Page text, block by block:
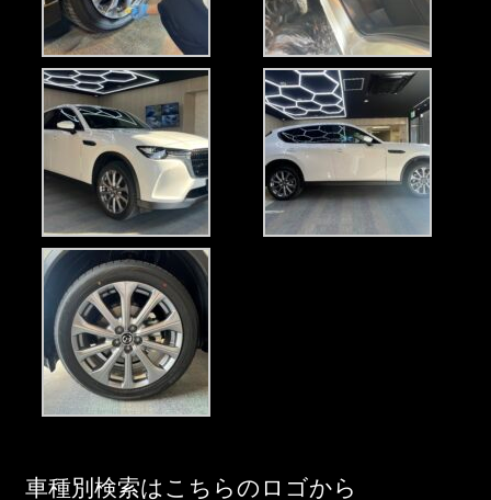
車種別検索はこちらのロゴから